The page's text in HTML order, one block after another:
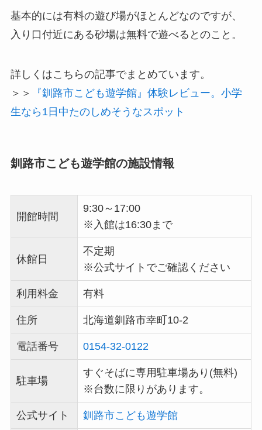
基本的には有料の遊び場がほとんどなのですが、
入り口付近にある砂場は無料で遊べるとのこと。
詳しくはこちらの記事でまとめています。
＞＞
『釧路市こども遊学館』体験レビュー。小学
生なら1日中たのしめそうなスポット
釧路市こども遊学館の施設情報
開館時間
9:30～17:00
※入館は16:30まで
休館日
不定期
※公式サイトでご確認ください
利用料金 有料
住所 北海道釧路市幸町10-2
電話番号 0154-32-0122
駐車場
すぐそばに専用駐車場あり(無料)
※台数に限りがあります。
公式サイト 釧路市こども遊学館